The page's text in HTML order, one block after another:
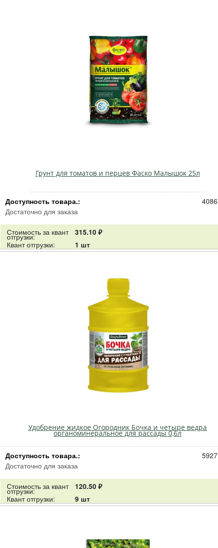
Грунт для томатов и перцев Фаско Малышок 25л
Доступность товара.:
Достаточно для заказа
Стоимость за квант
отгрузки:
315.10 ₽
Квант отгрузки:
1 шт
Удобрение жидкое Огородник Бочка и четыре ведра
органоминеральное для рассады 0,6л
Доступность товара.:
Достаточно для заказа
Стоимость за квант
отгрузки:
120.50 ₽
Квант отгрузки:
9 шт